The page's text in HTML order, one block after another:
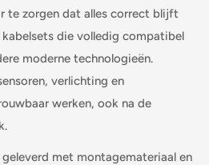
te zorgen dat alles correct blijft
die volledig compatibel
moderne technologieën.
verlichting en
werken, ook na de
met montagemateriaal en